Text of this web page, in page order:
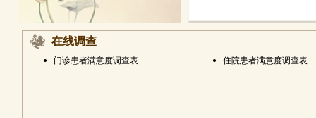
在线调查
• 门诊患者满意度调查表 • 住院患者满意度调查表